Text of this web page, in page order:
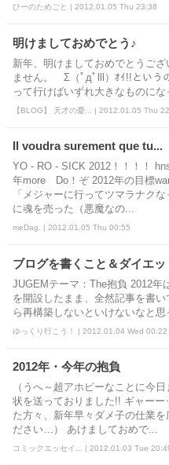
ひーのためごと | 2012.01.05 Thu 23:38
明けましておめでとう♪
新年、明けましておめでとうご
ません。 Σ（ﾟдﾟlll）ｵｲ!!という
って行けばいずれ大きなものにな
【BLOG】 天才の憂... | 2012.01.05 Thu
Il voudra surement que tu...
YO - RO - SICK 2012！！！！
年more Do！ぞ 2012年の目標
「メジャーに行ってツマラナク
に魂を売った（悪魔なの...
meDag. | 2012.01.05 Thu 00:55
ブログを書くこと＆ダイエッ
JUGEMテーマ：The抱負 2012年
を開設したまま、全然記事を書
ら再構築しないといけないなと思
ゆっくり行こう！ | 2012.01.04 Wed 00:22
2012年・今年の抱負
（うへ～超アホピーなことに今
状を送っておりました!! ギャーー
た方々、新年早々ダメ子の仕業を
ださい…） あけましておめで...
コミックエッセイ... | 2012.01.03 Tue